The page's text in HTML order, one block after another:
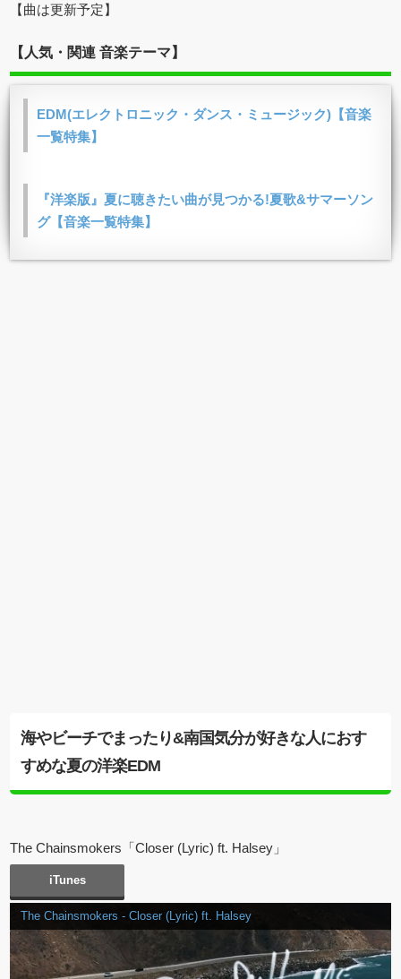
【曲は更新予定】
【人気・関連 音楽テーマ】
EDM(エレクトロニック・ダンス・ミュージック)【音楽
一覧特集】
『洋楽版』夏に聴きたい曲が見つかる!夏歌&サマーソン
グ【音楽一覧特集】
海やビーチでまったり&南国気分が好きな人におす
すめな夏の洋楽EDM
The Chainsmokers「Closer (Lyric) ft. Halsey」
iTunes
The Chainsmokers - Closer (Lyric) ft. Halsey